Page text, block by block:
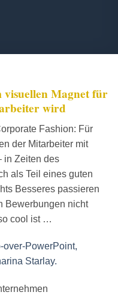
Magnet für
wird
Fashion: Für
der Mitarbeiter mit
in Zeiten des
als Teil eines guten
Besseres passieren
Bewerbungen nicht
cool ist …
over-PowerPoint,
Starlay.